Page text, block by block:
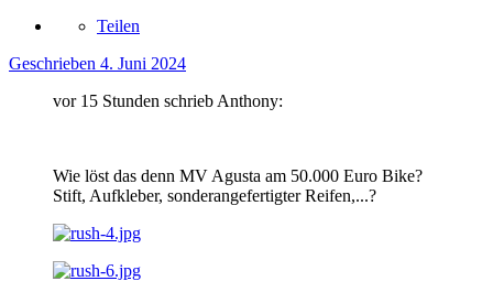
Teilen
Geschrieben 4. Juni 2024
vor 15 Stunden schrieb Anthony:
Wie löst das denn MV Agusta am 50.000 Euro Bike?
Stift, Aufkleber, sonderangefertigter Reifen,...?